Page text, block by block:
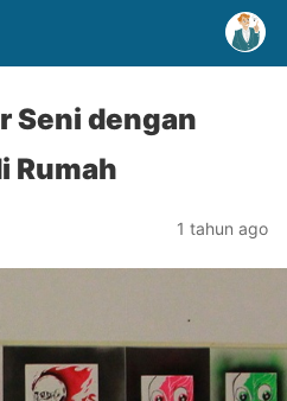
Seni dengan
Rumah
1 tahun ago